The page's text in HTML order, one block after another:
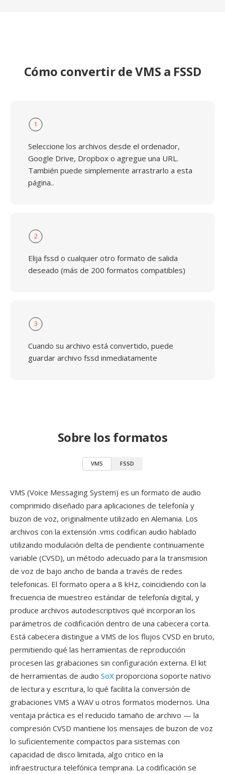
Cómo convertir de VMS a FSSD
1
Seleccione los archivos desde el ordenador,
Google Drive, Dropbox o agregue una URL.
También puede simplemente arrastrarlo a esta
página..
2
Elija fssd o cualquier otro formato de salida
deseado (más de 200 formatos compatibles)
3
Cuando su archivo está convertido, puede
guardar archivo fssd inmediatamente
Sobre los formatos
VMS FSSD
VMS (Voice Messaging System) es un formato de audio
comprimido diseñado para aplicaciones de telefonía y
buzon de voz, originalmente utilizado en Alemania. Los
archivos con la extensión .vms codifican audio hablado
utilizando modulación delta de pendiente continuamente
variable (CVSD), un método adecuado para la transmision
de voz de bajo ancho de banda a través de redes
telefonicas. El formato opera a 8 kHz, coincidiendo con la
frecuencia de muestreo estándar de telefonía digital, y
produce archivos autodescriptivos qué incorporan los
parámetros de codificación dentro de una cabecera corta.
Está cabecera distingue a VMS de los flujos CVSD en bruto,
permitiendo qué las herramientas de reproducción
procesen las grabaciones sin configuración externa. El kit
de herramientas de audio SoX proporciona soporte nativo
de lectura y escritura, lo qué facilita la conversión de
grabaciones VMS a WAV u otros formatos modernos. Una
ventaja práctica es el reducido tamaño de archivo — la
compresión CVSD mantiene los mensajes de buzon de voz
lo suficientemente compactos para sistemas con
capacidad de disco limitada, algo critico en la
infraestructura telefónica temprana. La codificación se